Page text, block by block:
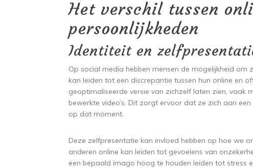
Het verschil tussen
persoonlijkheden
Identiteit en
Op social media hebben mensen de mogelijkheid om
kan leiden tot een discrepantie tussen hun online en
geoptimaliseerde versie van zichzelf laten zien, vaak
bewerkte video’s. Dit zorgt ervoor dat ze zich aan
op dat moment.
Deze zelfpresentatie kan invloed hebben op hoe we
anderen online kan leiden tot gevoelens van
een bepaald imago hoog te houden leiden tot stress